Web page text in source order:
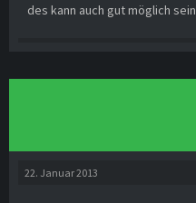
des kann auch gut möglich sein
22. Januar 2013